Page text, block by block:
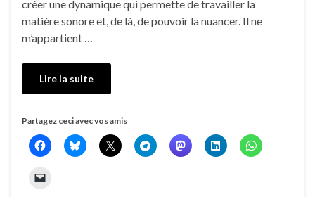
créer une dynamique qui permette de travailler la
matière sonore et, de là, de pouvoir la nuancer. Il ne
m’appartient …
Lire la suite
Partagez ceci avec vos amis